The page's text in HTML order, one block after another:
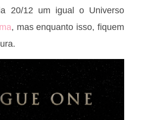
20/12 um igual o Universo
, mas enquanto isso, fiquem